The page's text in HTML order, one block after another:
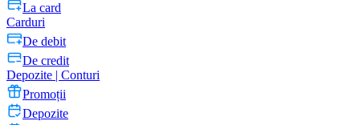
La card
Carduri
De debit
De credit
Depozite | Conturi
Promoții
Depozite